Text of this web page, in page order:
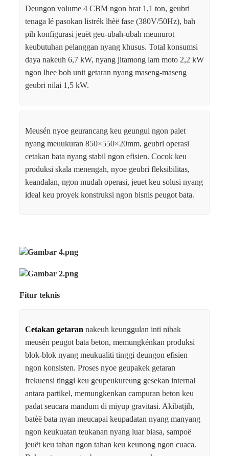
Deungon volume 4 CBM ngon brat 1,1 ton, geubri
tenaga lé pasokan listrék lhèë fase (380V/50Hz), bah
pih konfigurasi jeuët geu-ubah-ubah meunurot
keubutuhan pelanggan nyang khusus. Total konsumsi
daya nakeuh 6,7 kW, nyang jitamong lam moto 2,2 kW
ngon lhee boh unit getaran nyang maseng-maseng
geubri nilai 1,5 kW.
Meusén nyoe geurancang keu geungui ngon palet
nyang meuukuran 850×550×20mm, geubri operasi
cetakan bata nyang stabil ngon efisien. Cocok keu
produksi skala menengah, nyoe geubri fleksibilitas,
keandalan, ngon mudah operasi, jeuet keu solusi nyang
ideal keu proyek konstruksi ngon bisnis peugot bata.
Fitur teknis
Cetakan getaran nakeuh keunggulan inti nibak
meusén peugot bata beton, memungkénkan produksi
blok-blok nyang meukualiti tinggi deungon efisien
ngon konsisten. Proses nyoe geupakek getaran
frekuensi tinggi keu geupeukureung gesekan internal
antara partikel, memungkenkan campuran beton keu
padat seucara mandum di miyup gravitasi. Akibatjih,
batèë bata nyan meucapai keupadatan nyang manyang
ngon keukuatan teukanan nyang luar biasa, sampoë
jeuët keu tahan ngon tahan keu keunong ngon cuaca.